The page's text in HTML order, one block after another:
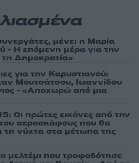
μένει η Μαρία
- Η επόμενη μέρα για την
τη Δημοκρατία»
για την Καρυστιανού:
Μουτσάτσου, Ιωαννίδου
- «Αποχωρώ από μια
Οι πρώτες εικόνες από την
αεροσκάφους που θα
τη νύχτα στα μέτωπα της
μελτέμι που τροφοδότησε